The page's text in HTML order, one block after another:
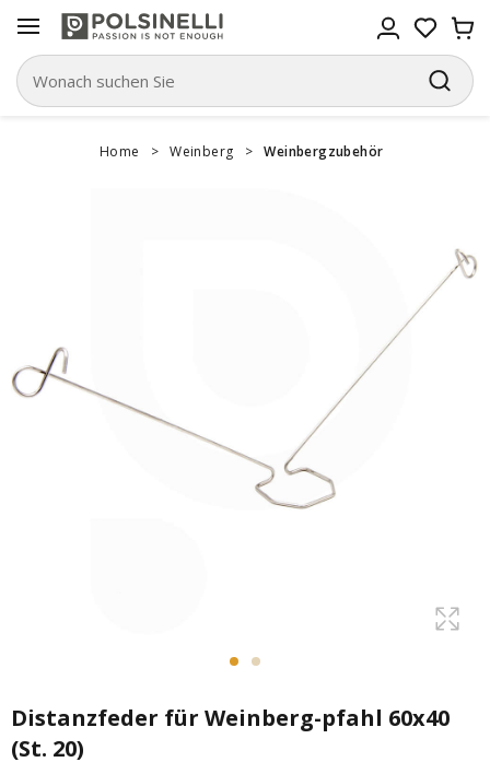
Home > Weinberg > Weinbergzubehör
Distanzfeder für Weinberg-pfahl 60x40
(St. 20)